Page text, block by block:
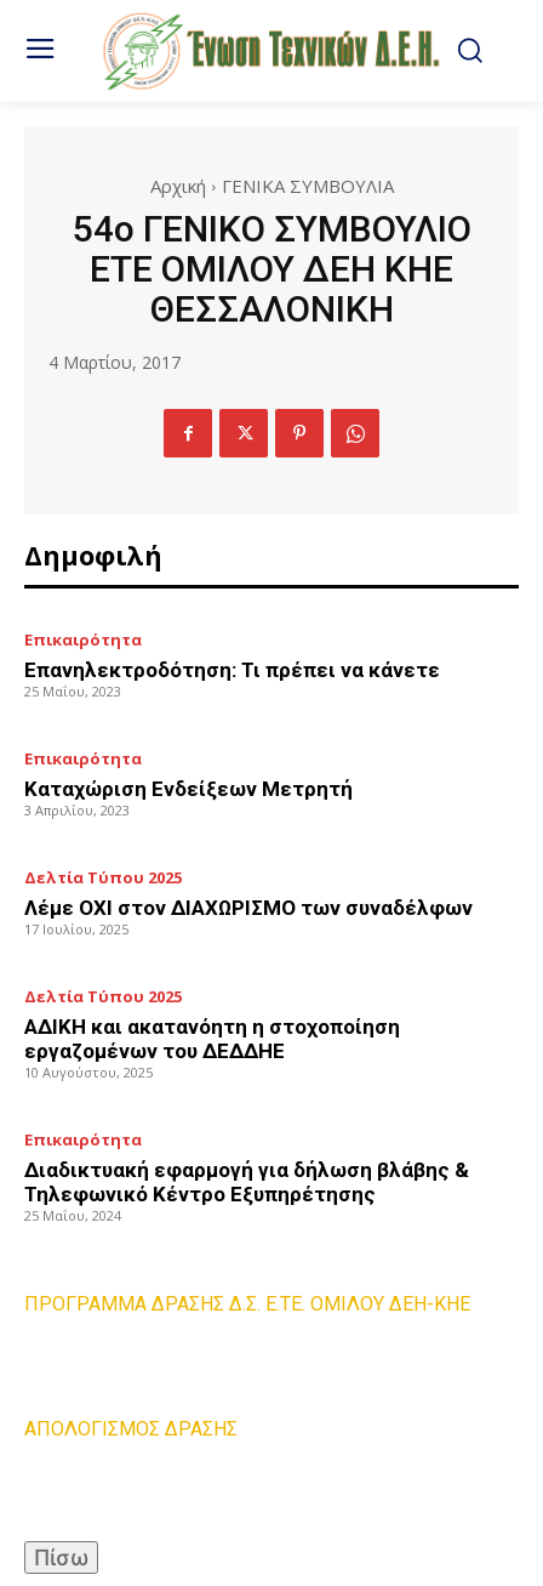
Αρχική ΓΕΝΙΚΑ ΣΥΜΒΟΥΛΙΑ
54ο ΓΕΝΙΚΟ ΣΥΜΒΟΥΛΙΟ
ΕΤΕ ΟΜΙΛΟΥ ΔΕΗ ΚΗΕ
ΘΕΣΣΑΛΟΝΙΚΗ
4 Μαρτίου, 2017
Δημοφιλή
Επικαιρότητα
Επανηλεκτροδότηση: Τι πρέπει να κάνετε
25 Μαΐου, 2023
Επικαιρότητα
Καταχώριση Ενδείξεων Μετρητή
3 Απριλίου, 2023
Δελτία Τύπου 2025
Λέμε ΟΧΙ στον ΔΙΑΧΩΡΙΣΜΟ των συναδέλφων
17 Ιουλίου, 2025
Δελτία Τύπου 2025
ΑΔΙΚΗ και ακατανόητη η στοχοποίηση
εργαζομένων του ΔΕΔΔΗΕ
10 Αυγούστου, 2025
Επικαιρότητα
Διαδικτυακή εφαρμογή για δήλωση βλάβης &
Τηλεφωνικό Κέντρο Εξυπηρέτησης
25 Μαΐου, 2024
ΠΡΟΓΡΑΜΜΑ ΔΡΑΣΗΣ Δ.Σ. Ε.ΤΕ. ΟΜΙΛΟΥ ΔΕΗ-ΚΗΕ
ΑΠΟΛΟΓΙΣΜΟΣ ΔΡΑΣΗΣ